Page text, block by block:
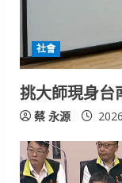
社會
挑大師現身台
蔡 永源